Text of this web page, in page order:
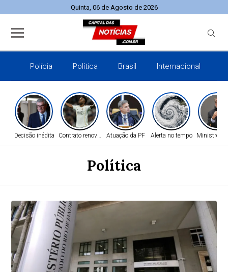
Quinta, 06 de Agosto de 2026
Polícia Política Brasil Internacional
Decisão inédita Contrato renovadoAtuação da PF Alerta no tempo Ministro do
Política